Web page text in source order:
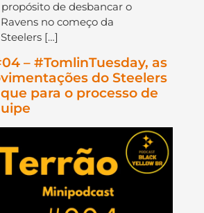
de desbancar o
no começo da
[…]
– #TomlinTuesday, as
do Steelers
para o processo de